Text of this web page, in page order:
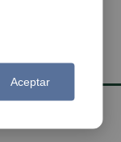
Aceptar